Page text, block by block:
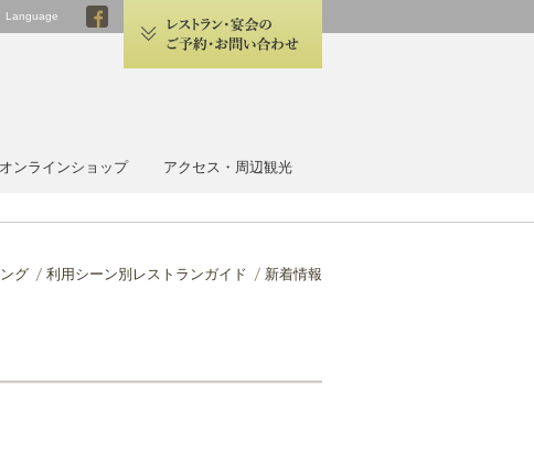
Language
オンラインショップ アクセス・周辺観光
グ 利用シーン別レストランガイド 新着情報